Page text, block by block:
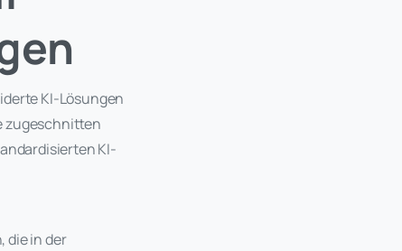
KI-Lösungen
zugeschnitten
KI-
die in der